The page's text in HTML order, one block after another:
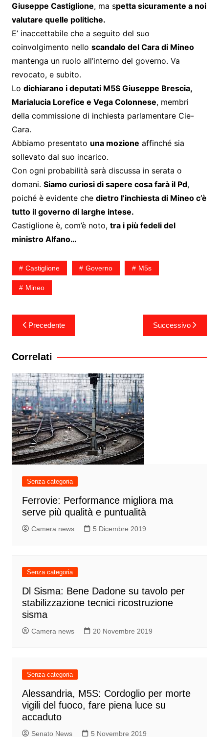
Giuseppe Castiglione, ma spetta sicuramente a noi
valutare quelle politiche.
E’ inaccettabile che a seguito del suo
coinvolgimento nello scandalo del Cara di Mineo
mantenga un ruolo all’interno del governo. Va
revocato, e subito.
Lo dichiarano i deputati M5S Giuseppe Brescia,
Marialucia Lorefice e Vega Colonnese, membri
della commissione di inchiesta parlamentare Cie-
Cara.
Abbiamo presentato una mozione affinché sia
sollevato dal suo incarico.
Con ogni probabilità sarà discussa in serata o
domani. Siamo curiosi di sapere cosa farà il Pd,
poiché è evidente che dietro l’inchiesta di Mineo c’è
tutto il governo di larghe intese.
Castiglione è, com’è noto, tra i più fedeli del
ministro Alfano…
Castiglione Governo M5s
Mineo
Navigazione
articoli
Precedente Successivo
Correlati
Senza categoria
Ferrovie: Performance migliora ma
serve più qualità e puntualità
Camera news 5 Dicembre 2019
Senza categoria
Dl Sisma: Bene Dadone su tavolo per
stabilizzazione tecnici ricostruzione
sisma
Camera news 20 Novembre 2019
Senza categoria
Alessandria, M5S: Cordoglio per morte
vigili del fuoco, fare piena luce su
accaduto
Senato News 5 Novembre 2019